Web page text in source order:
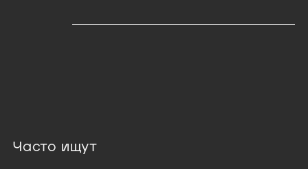
Часто ищут